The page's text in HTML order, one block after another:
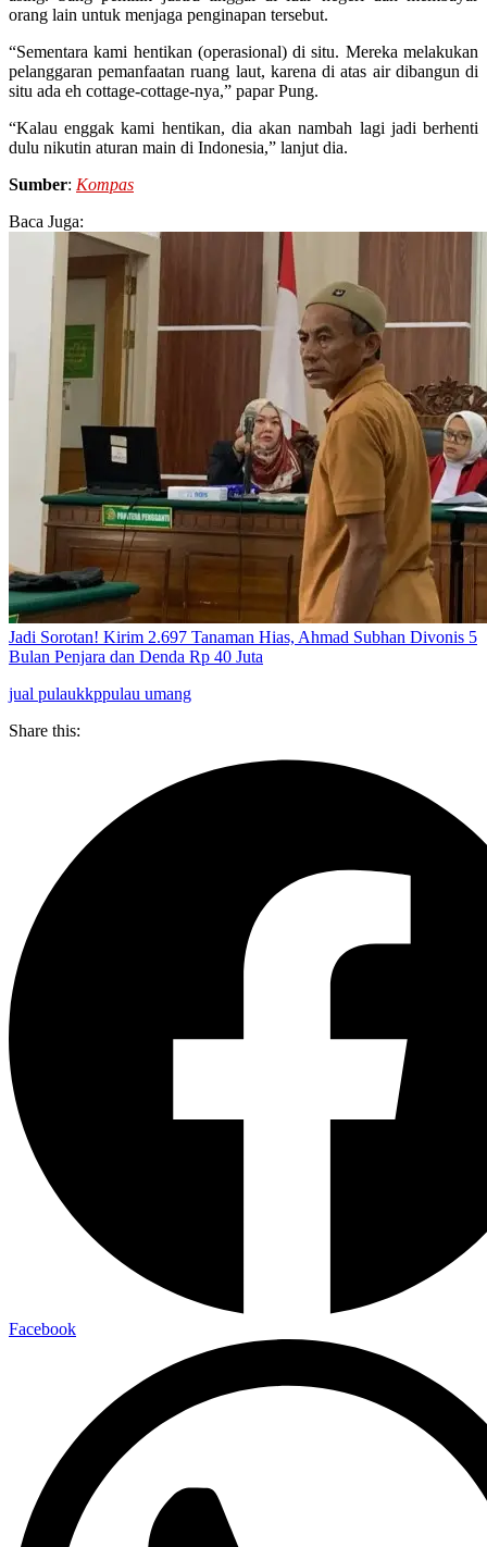
orang lain untuk menjaga penginapan tersebut.
“Sementara kami hentikan (operasional) di situ. Mereka melakukan
pelanggaran pemanfaatan ruang laut, karena di atas air dibangun di
situ ada eh cottage-cottage-nya,” papar Pung.
“Kalau enggak kami hentikan, dia akan nambah lagi jadi berhenti
dulu nikutin aturan main di Indonesia,” lanjut dia.
Sumber: Kompas
Baca Juga:
Jadi Sorotan! Kirim 2.697 Tanaman Hias, Ahmad Subhan Divonis 5
Bulan Penjara dan Denda Rp 40 Juta
jual pulaukkppulau umang
Share this:
Facebook